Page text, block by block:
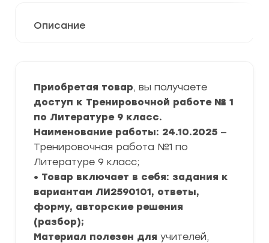
Описание
Приобретая товар, вы получаете
доступ к Тренировочной работе № 1
по Литературе 9 класс.
Наименование работы: 24.10.2025 —
Тренировочная работа №1 по
Литературе 9 класс;
• Товар включает в себя: задания к
вариантам ЛИ2590101, ответы,
форму, авторские решения
(разбор);
Материал полезен для учителей,